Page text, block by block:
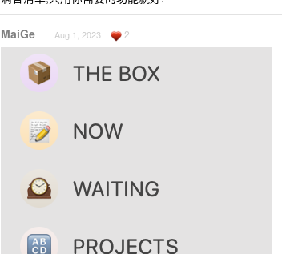
MaiGe Aug 1, 2023 2